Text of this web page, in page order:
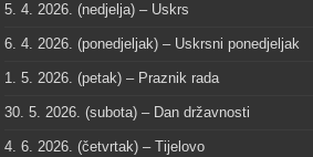
5. 4. 2026. (nedjelja) – Uskrs
6. 4. 2026. (ponedjeljak) – Uskrsni ponedjeljak
1. 5. 2026. (petak) – Praznik rada
30. 5. 2026. (subota) – Dan državnosti
4. 6. 2026. (četvrtak) – Tijelovo